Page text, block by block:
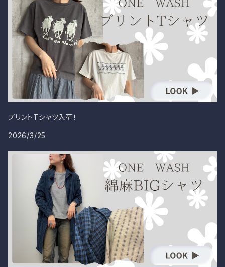
プリントTシャツ入荷！
2026/3/25